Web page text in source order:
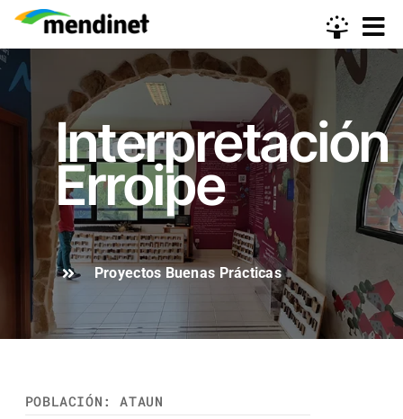
Skip
content
Interpretación
Erroipe
Proyectos Buenas Prácticas
POBLACIÓN: ATAUN